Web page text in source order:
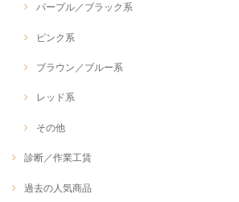
パープル／ブラック系
ピンク系
ブラウン／ブルー系
レッド系
その他
診断／作業工賃
過去の人気商品